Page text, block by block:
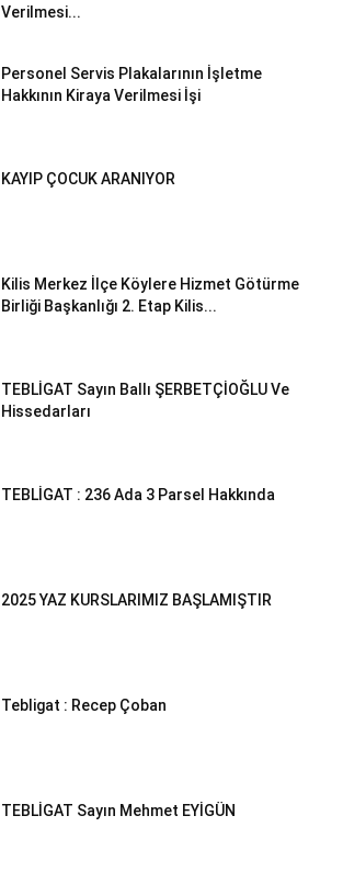
Verilmesi...
Personel Servis Plakalarının İşletme
Hakkının Kiraya Verilmesi İşi
KAYIP ÇOCUK ARANIYOR
Kilis Merkez İlçe Köylere Hizmet Götürme
Birliği Başkanlığı 2. Etap Kilis...
TEBLİGAT Sayın Ballı ŞERBETÇİOĞLU Ve
Hissedarları
TEBLİGAT : 236 Ada 3 Parsel Hakkında
2025 YAZ KURSLARIMIZ BAŞLAMIŞTIR
Tebligat : Recep Çoban
TEBLİGAT Sayın Mehmet EYİGÜN